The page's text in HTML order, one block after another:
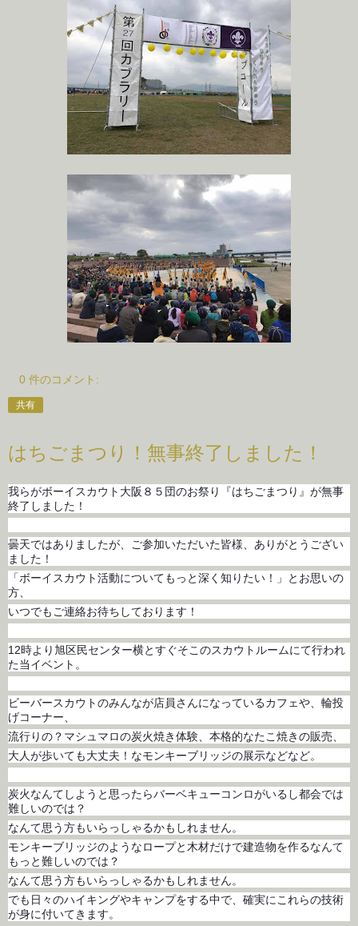
0 件のコメント:
共有
はちごまつり！無事終了しました！
我らがボーイスカウト大阪８５団のお祭り『はちごまつり』が無事
終了しました！
曇天ではありましたが、ご参加いただいた皆様、ありがとうござい
ました！
「ボーイスカウト活動についてもっと深く知りたい！」とお思いの
方、
いつでもご連絡お待ちしております！
12時より旭区民センター横とすぐそこのスカウトルームにて行われ
た当イベント。
ビーバースカウトのみんなが店員さんになっているカフェや、輪投
げコーナー、
流行りの？マシュマロの炭火焼き体験、本格的なたこ焼きの販売、
大人が歩いても大丈夫！なモンキーブリッジの展示などなど。
炭火なんてしようと思ったらバーベキューコンロがいるし都会では
難しいのでは？
なんて思う方もいらっしゃるかもしれません。
モンキーブリッジのようなロープと木材だけで建造物を作るなんて
もっと難しいのでは？
なんて思う方もいらっしゃるかもしれません。
でも日々のハイキングやキャンプをする中で、確実にこれらの技術
が身に付いてきます。